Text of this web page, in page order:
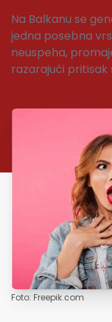
Na Balkanu se
jedna posebna
neuspeha,
razarajući pritisak
Foto: Freepik.com